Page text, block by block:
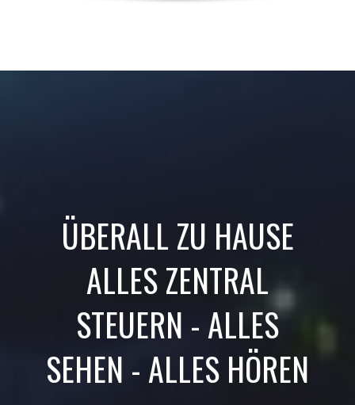
ÜBERALL ZU HAUSE
ALLES ZENTRAL
STEUERN - ALLES
SEHEN - ALLES HÖREN